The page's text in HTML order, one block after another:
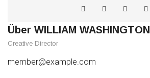
Über WILLIAM WASHINGTON
Creative Director
member@example.com